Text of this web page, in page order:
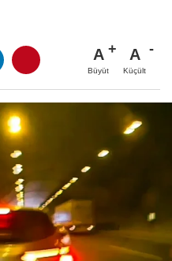
A
Büyüt
A
Küçült